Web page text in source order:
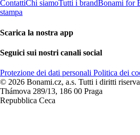
ContattiChi siamoTutti i brandBonami for
stampa
Scarica la nostra app
Seguici sui nostri canali social
Protezione dei dati personali Politica dei
© 2026 Bonami.cz, a.s. Tutti i diritti
Thámova 289/13, 186 00 Praga
Repubblica Ceca